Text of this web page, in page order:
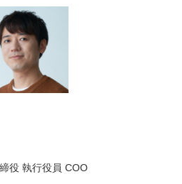
役 執行役員 COO